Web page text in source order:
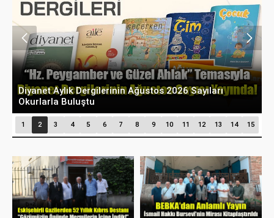
Diyanet Aylık Dergilerinin Ağustos 2026 Sayıları
Okurlarla Buluştu
1 2 3 4 5 6 7 8 9 10 11 12 13 14 15